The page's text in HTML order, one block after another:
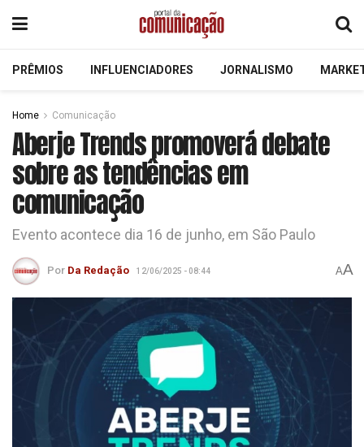
PRÊMIOS INFLUENCIADORES JORNALISMO
Home Comunicação
Aberje Trends promoverá debate
sobre as tendências em
comunicação
Evento acontece dia 16 de junho, em São Paulo
Por Da Redação 12/06/2025 - 08:44 AA